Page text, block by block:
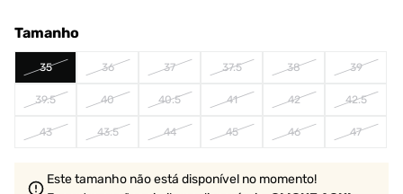
Tamanho
35 36 37 37.5 38 39
39.5 40 40.5 41 42 42.5
43 43.5 44 45 46 47
Este tamanho não está disponível no momento!